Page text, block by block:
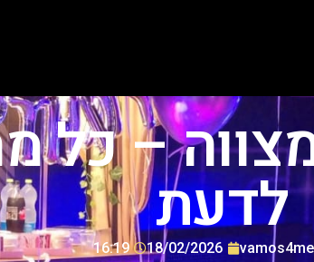
–
לדעת
18/02/2026
16:19